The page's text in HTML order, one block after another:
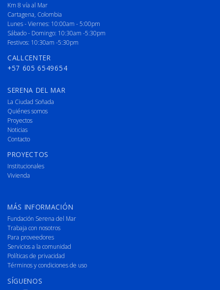
Km 8 vía al Mar
Cartagena, Colombia
Lunes - Viernes: 10:00am - 5:00pm
Sábado - Domingo: 10:30am -5:30pm
Festivos: 10:30am -5:30pm
CALLCENTER
+57 605 6549654
SERENA DEL MAR
La Ciudad Soñada
Quiénes somos
Proyectos
Noticias
Contacto
PROYECTOS
Institucionales
Vivienda
MÁS INFORMACIÓN
Fundación Serena del Mar
Trabaja con nosotros
Para proveedores
Servicios a la comunidad
Políticas de privacidad
Términos y condiciones de uso
SÍGUENOS